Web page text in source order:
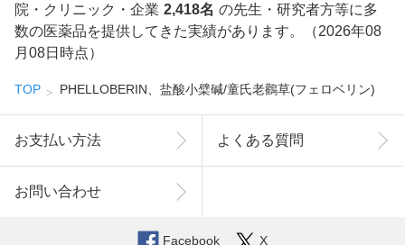
院・クリニック・企業 2,418名 の先生・研究者方等に多
数の医薬品を提供してきた実績があります。（2026年08
月08日時点）
TOP PHELLOBERIN、盐酸小檗碱/童氏老鸛草(フェロベリン)
お支払い方法 よくある質問
お問い合わせ
Facebook X